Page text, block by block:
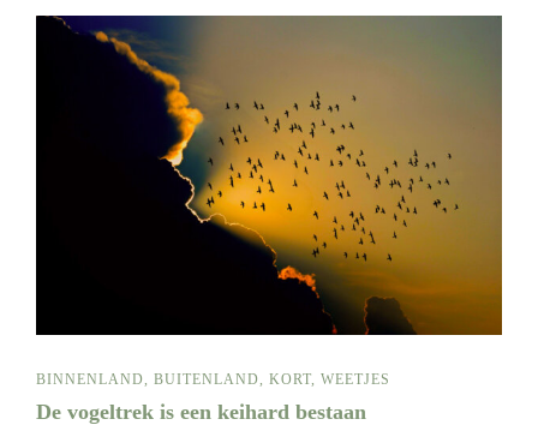
BINNENLAND, BUITENLAND, KORT, WEETJES
De vogeltrek is een keihard bestaan